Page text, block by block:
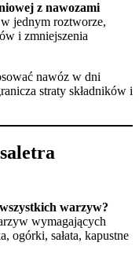
z nawozami
w jednym roztworze,
i zmniejszenia
nawóz w dni
straty składników i
warzyw?
wymagających
ogórki, sałata, kapustne